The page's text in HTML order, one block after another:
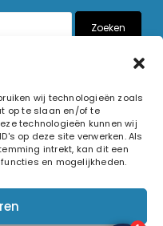
wij technologieën zoals
op te slaan en/of te
technologieën kunnen wij
op deze site verwerken. Als
intrekt, kan dit een
en mogelijkheden.
Zoeken
rechten voorbehouden.